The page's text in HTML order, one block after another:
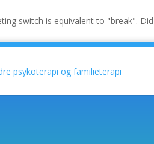
switch is equivalent to "break".